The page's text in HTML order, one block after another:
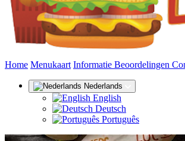
Home Menukaart Informatie (huidige)
Beoordelingen
Nederlands
English
Deutsch
Português